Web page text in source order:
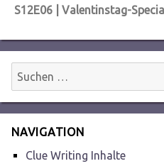
Nächster
S12E06 | Valentinstag-
Suchen
nach:
NAVIGATION
Clue Writing Inhalte